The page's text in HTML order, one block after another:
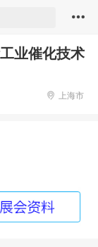
业催化技术
上海市